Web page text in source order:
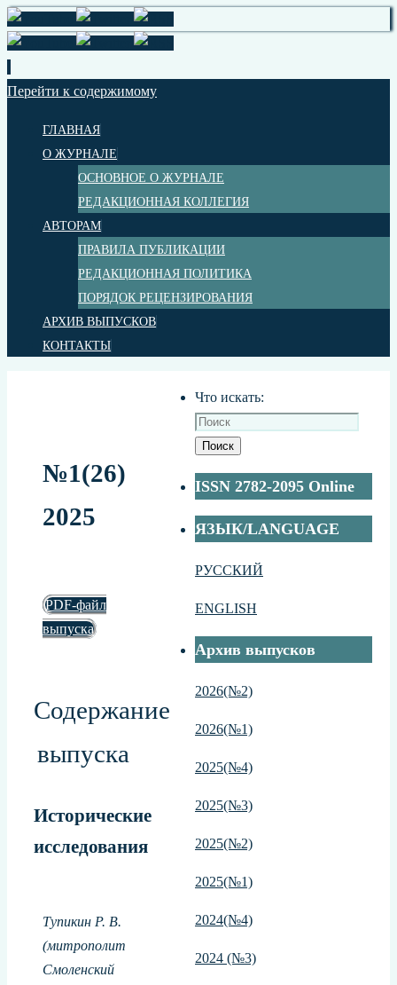
Перейти к содержимому
ГЛАВНАЯ
О ЖУРНАЛЕ
ОСНОВНОЕ О ЖУРНАЛЕ
РЕДАКЦИОННАЯ КОЛЛЕГИЯ
АВТОРАМ
ПРАВИЛА ПУБЛИКАЦИИ
РЕДАКЦИОННАЯ ПОЛИТИКА
ПОРЯДОК РЕЦЕНЗИРОВАНИЯ
АРХИВ ВЫПУСКОВ
КОНТАКТЫ
№1(26)
2025
PDF-файл
выпуска
Содержание
выпуска
Исторические
исследования
Тупикин Р. В.
(митрополит
Смоленский
Что искать:
Поиск
ISSN 2782-2095 Online
ЯЗЫК/LANGUAGE
РУССКИЙ
ENGLISH
Архив выпусков
2026(№2)
2026(№1)
2025(№4)
2025(№3)
2025(№2)
2025(№1)
2024(№4)
2024 (№3)